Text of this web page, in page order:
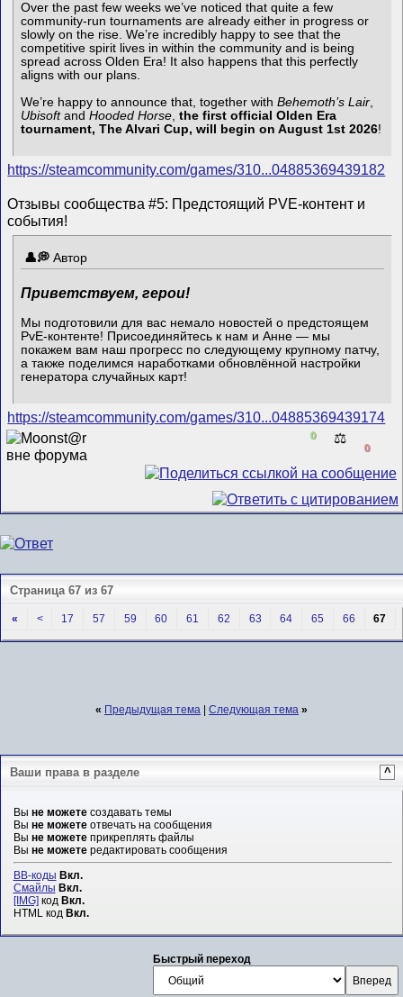
Over the past few weeks we’ve noticed that quite a few
community-run tournaments are already either in progress or
slowly on the rise. We’re incredibly happy to see that the
competitive spirit lives in within the community and is being
spread across Olden Era! It also happens that this perfectly
aligns with our plans.
We’re happy to announce that, together withBehemoth’s Lair,
UbisoftandHooded Horse,the first official Olden Era
tournament, The Alvari Cup, will begin on August 1st 2026!
https://steamcommunity.com/games/310...04885369439182
Отзывы сообщества #5: Предстоящий PVE-контент и
события!
Автор
Приветствуем, герои!
Мы подготовили для вас немало новостей о предстоящем
PvE-контенте! Присоединяйтесь к нам и Анне — мы
покажем вам наш прогресс по следующему крупному патчу,
а также поделимся наработками обновлённой настройки
генератора случайных карт!
https://steamcommunity.com/games/310...04885369439174
0 ⚖️
0
Страница 67 из 67
« < 17 57 59 60 61 62 63 64 65 66 67
« Предыдущая тема Следующая тема »
Ваши права в разделе ^
Вы не можетесоздавать темы
Вы не можетеотвечать на сообщения
Вы не можетеприкреплять файлы
Вы не можетередактировать сообщения
BB-коды Вкл.
Смайлы Вкл.
[IMG]код Вкл.
HTML код Вкл.
Быстрый переход